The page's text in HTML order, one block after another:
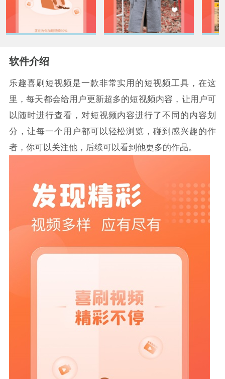
软件介绍
乐趣喜刷短视频是一款非常实用的短视频工具，在这
里，每天都会给用户更新超多的短视频内容，让用户可
以随时进行查看，对短视频内容进行了不同的内容划
分，让每一个用户都可以轻松浏览，碰到感兴趣的作
者，你可以关注他，后续可以看到他更多的作品。